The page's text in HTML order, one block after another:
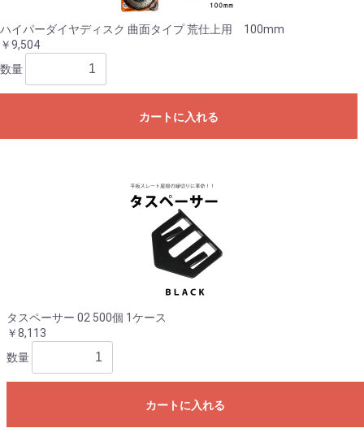
ハイパーダイヤディスク 曲面タイプ 荒仕上用 100mm
￥9,504
数量
カートに入れる
タスペーサー 02 500個 1ケース
￥8,113
数量
カートに入れる